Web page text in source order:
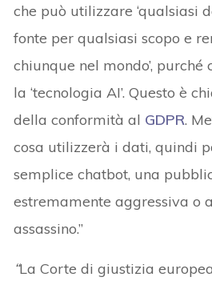
che può utilizzare ‘qualsiasi
fonte per qualsiasi scopo e
chiunque nel mondo’,
la ‘tecnologia AI’. Questo è
della conformità al GDPR.
cosa utilizzerà i dati, quindi
semplice chatbot, una
estremamente aggressiva o
assassino.”
“La Corte di giustizia